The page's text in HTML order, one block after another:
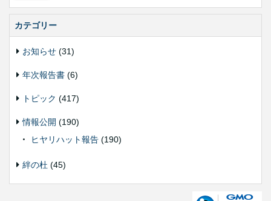
カテゴリー
お知らせ (31)
年次報告書 (6)
トピック (417)
情報公開 (190)
ヒヤリハット報告 (190)
絆の杜 (45)